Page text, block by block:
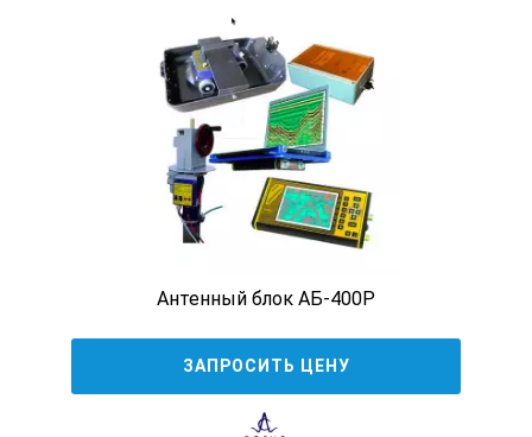
Антенный блок АБ-400Р
ЗАПРОСИТЬ ЦЕНУ